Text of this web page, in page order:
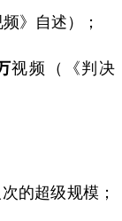
》自述）；
视频（《判决
的超级规模；